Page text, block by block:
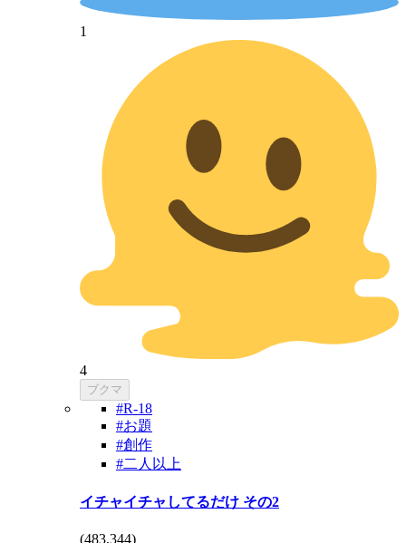
1
4
ブクマ
#R-18
#お題
#創作
#二人以上
イチャイチャしてるだけ その2
(483,344)